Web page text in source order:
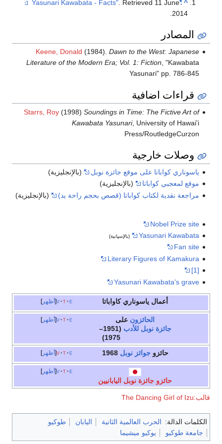
^
"Yasunari Kawabata - Facts"
. Retrieved 11 June
2014
المصادر
Keene, Donald (1984). Dawn to the West: Japanese
Literature of the Modern Era; Vol. 1: Fiction , "Kawabata
Yasunari" pp. 786-845
قراءات اضافية
Starrs, Roy(1998) Soundings in Time: The Fictive Art of
Kawabata Yasunari, University of Hawai'i
Press/RoutledgeCurzon
وصلات خارجية
ياسوناري كواباتا على موقع جائزة نوبل
(بالإنجليزية)
موقع لمعجبي كواباتا
(بالإنجليزية)
مراجعة نقدية لكتاب كواباتا (قصص بحجم راحة يد)
(بالإنجليزية)
Nobel Prize site
Yasunari Kawabata
(بالإسپانية)
Fan site
Literary Figures of Kamakura
[1]
Yasunari Kawabata's grave
أظهر v t e أعمال ياسوناري كاواباتا
أظهر v t e الحائزون على
جائزة نوبل للأدب
(1951–
1975)
أظهر v t e حائزوجوائز نوبل 1968
أظهر v t e
حائزو جائزة نوبل اليابانيين
قالب:The Dancing Girl of Izu
الكلمات الدالة: الحرب العالمية الثانية اليابان
طوكيو
جامعة طوكيو
يوكيو ميشيما